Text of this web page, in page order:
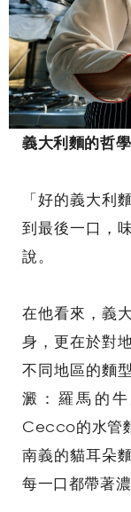
義大利麵的哲
「好的義大利
到最後一口，
說。
在他看來，義
身，更在於對
不同地區的麵
澱：羅馬的
Cecco的水管
南義的貓耳朵
每一口都帶著